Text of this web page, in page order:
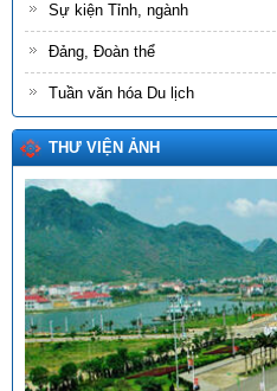
Sự kiện Tỉnh, ngành
Đảng, Đoàn thể
Tuần văn hóa Du lịch
THƯ VIỆN ẢNH